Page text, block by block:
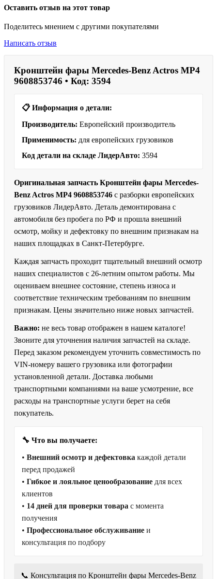
Оставить отзыв на этот товар
Поделитесь мнением с другими покупателями
Написать отзыв
Кронштейн фары Mercedes-Benz Actros MP4
9608853746 • Код: 3594
📋 Информация о детали:
Производитель: Европейский производитель
Применимость: для европейских грузовиков
Код детали на складе ЛидерАвто: 3594
Оригинальная запчасть Кронштейн фары Mercedes-
Benz Actros MP4 9608853746 с разборки европейских
грузовиков ЛидерАвто. Деталь демонтирована с
автомобиля без пробега по РФ и прошла внешний
осмотр, мойку и дефектовку по внешним признакам на
наших площадках в Санкт-Петербурге.
Каждая запчасть проходит тщательный внешний осмотр
наших специалистов с 26-летним опытом работы. Мы
оцениваем внешнее состояние, степень износа и
соответствие техническим требованиям по внешним
признакам. Цены значительно ниже новых запчастей.
Важно: не весь товар отображен в нашем каталоге!
Звоните для уточнения наличия запчастей на складе.
Перед заказом рекомендуем уточнить совместимость по
VIN-номеру вашего грузовика или фотографии
установленной детали. Доставка любыми
транспортными компаниями на ваше усмотрение, все
расходы на транспортные услуги берет на себя
покупатель.
🔧 Что вы получаете:
• Внешний осмотр и дефектовка каждой детали
перед продажей
• Гибкое и лояльное ценообразование для всех
клиентов
• 14 дней для проверки товара с момента
получения
• Профессиональное обслуживание и
консультация по подбору
📞 Консультация по Кронштейн фары Mercedes-Benz